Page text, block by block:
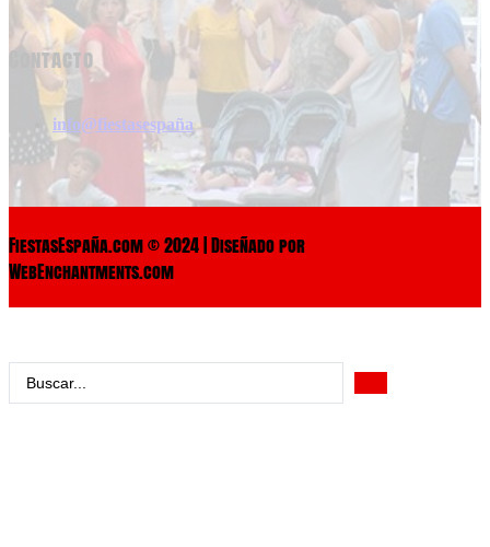
Contacto
info@fiestasespaña
FiestasEspaña.com © 2024 | Diseñado por
WebEnchantments.com